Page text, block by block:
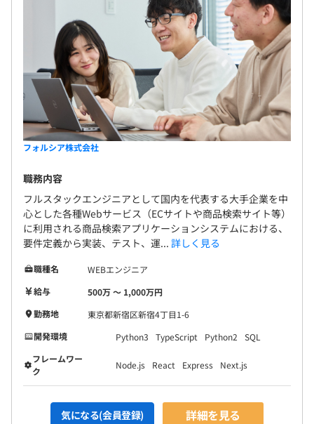
フォルシア株式会社
職務内容
フルスタックエンジニアとして国内を代表する大手企業を中
心とした各種Webサービス（ECサイトや商品検索サイト等）
に利用される商品検索アプリケーションシステムにおける、
要件定義から実装、テスト、運... 詳しく見る
職種名
WEBエンジニア
給与
500万 〜 1,000万円
勤務地
東京都新宿区新宿4丁目1-6
開発環境
Python3 TypeScript Python2
SQL
フレームワー
ク
Node.js React Express Next.js
気になる(会員登録) 詳細を見る